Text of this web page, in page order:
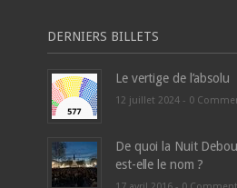
DERNIERS BILLETS
Le vertige de l’absolu
12 juillet 2024 - 0
De quoi la Nuit
est-elle le nom ?